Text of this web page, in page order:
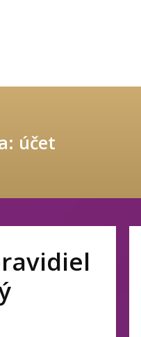
účet